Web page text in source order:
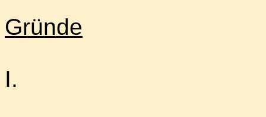
Gründe
I.